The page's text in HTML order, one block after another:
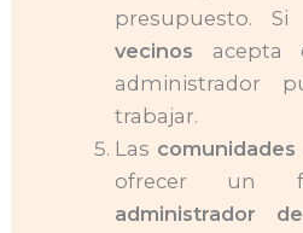
presupuesto.
vecinos acepta
administrador
trabajar.
Las
ofrecer un
administrador